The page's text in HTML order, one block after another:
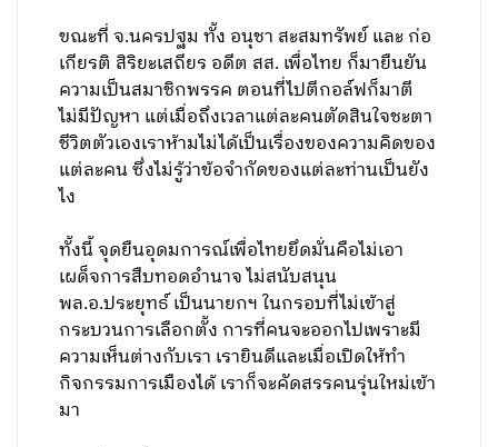
ขณะที่ จ.นครปฐม ทั้ง อนุชา สะสมทรัพย์ และ ก่อ
เกียรติ สิริยะเสถียร อดีต สส. เพื่อไทย ก็มายืนยัน
ความเป็นสมาชิกพรรค ตอนที่ไปตีกอล์ฟก็มาตี​
ไม่มีปัญหา แต่เมื่อถึงเวลาแต่ละคนตัดสินใจชะตา
ชีวิตตัวเองเราห้ามไม่ได้เป็นเรื่องของความคิดของ
แต่ละคน ซึ่งไม่รู้ว่าข้อจำกัดของแต่ละท่านเป็นยัง
ไง
ทั้งนี้ จุดยืนอุดมการณ์เพื่อไทยยึดมั่นคือไม่เอา
เผด็จการสืบทอดอำนาจ ไม่สนับสนุน
พล.อ.ประยุทธ์ เป็นนายกฯ ในกรอบที่ไม่เข้าสู่
กระบวนการเลือกตั้ง ​การที่คนจะออกไปเพราะมี
ความเห็นต่างกับเรา ​​เรายินดีและเมื่อเปิดให้ทำ
กิจกรรมการเมืองได้ เราก็จะคัดสรรคนรุ่นใหม่เข้า
มา